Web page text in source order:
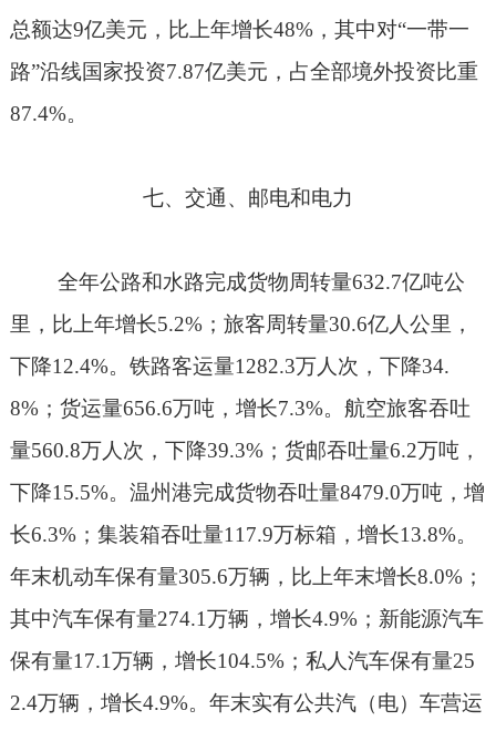
总额达9亿美元，比上年增长48%，其中对“一带一
路”沿线国家投资7.87亿美元，占全部境外投资比重
87.4%。
七、交通、邮电和电力
全年公路和水路完成货物周转量632.7亿吨公
里，比上年增长5.2%；旅客周转量30.6亿人公里，
下降12.4%。铁路客运量1282.3万人次，下降34.
8%；货运量656.6万吨，增长7.3%。航空旅客吞吐
量560.8万人次，下降39.3%；货邮吞吐量6.2万吨，
下降15.5%。温州港完成货物吞吐量8479.0万吨，增
长6.3%；集装箱吞吐量117.9万标箱，增长13.8%。
年末机动车保有量305.6万辆，比上年末增长8.0%；
其中汽车保有量274.1万辆，增长4.9%；新能源汽车
保有量17.1万辆，增长104.5%；私人汽车保有量25
2.4万辆，增长4.9%。年末实有公共汽（电）车营运